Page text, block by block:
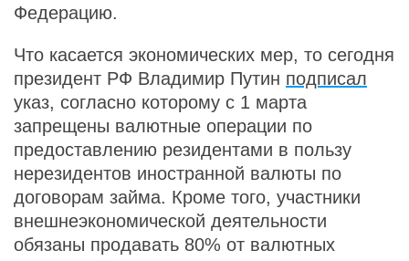
Федерацию.
Что касается экономических мер, то сегодня
президент РФ Владимир Путин подписал
указ, согласно которому с 1 марта
запрещены валютные операции по
предоставлению резидентами в пользу
нерезидентов иностранной валюты по
договорам займа. Кроме того, участники
внешнеэкономической деятельности
обязаны продавать 80% от валютных